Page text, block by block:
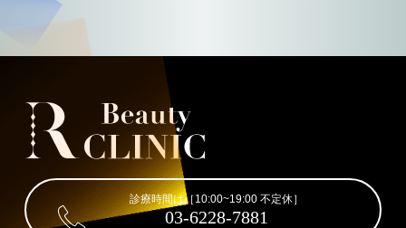
診療時間は［10:00~19:00 不定休］
03-6228-7881